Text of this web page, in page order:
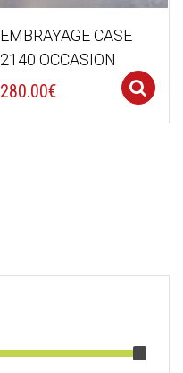
EMBRAYAGE CASE
2140 OCCASION
280.00€